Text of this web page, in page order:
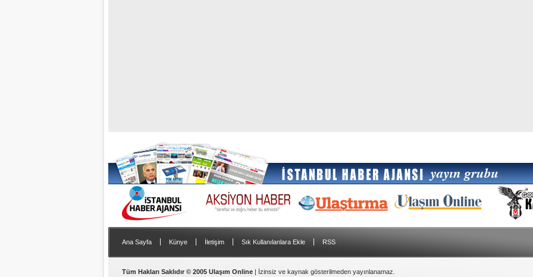
Ana Sayfa Künye İletişim Sık Kullanılanlara Ekle RSS
Tüm Hakları Saklıdır © 2005 Ulaşım Online | İzinsiz ve kaynak gösterilmeden yayınlanamaz.